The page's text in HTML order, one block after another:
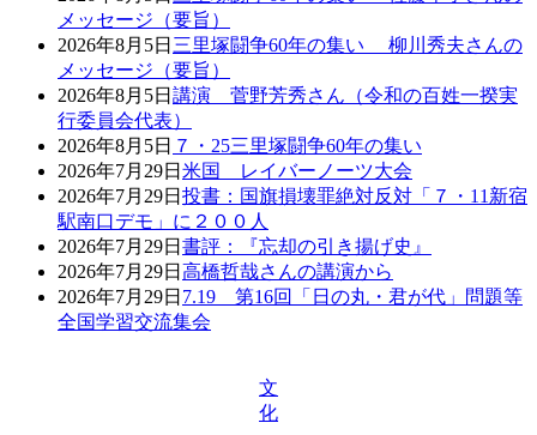
メッセージ（要旨）
2026年8月5日 三里塚闘争60年の集い 柳川秀夫さんの
メッセージ（要旨）
2026年8月5日 講演 菅野芳秀さん（令和の百姓一揆実
行委員会代表）
2026年8月5日 ７・25三里塚闘争60年の集い
2026年7月29日 米国 レイバーノーツ大会
2026年7月29日 投書：国旗損壊罪絶対反対「７・11新宿
駅南口デモ」に２００人
2026年7月29日 書評：『忘却の引き揚げ史』
2026年7月29日 高橋哲哉さんの講演から
2026年7月29日 7.19 第16回「日の丸・君が代」問題等
全国学習交流集会
文
化